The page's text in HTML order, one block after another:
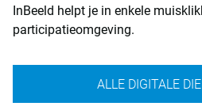
InBeeld helpt je in enkele
participatieomgeving.
ALLE DIGITALE